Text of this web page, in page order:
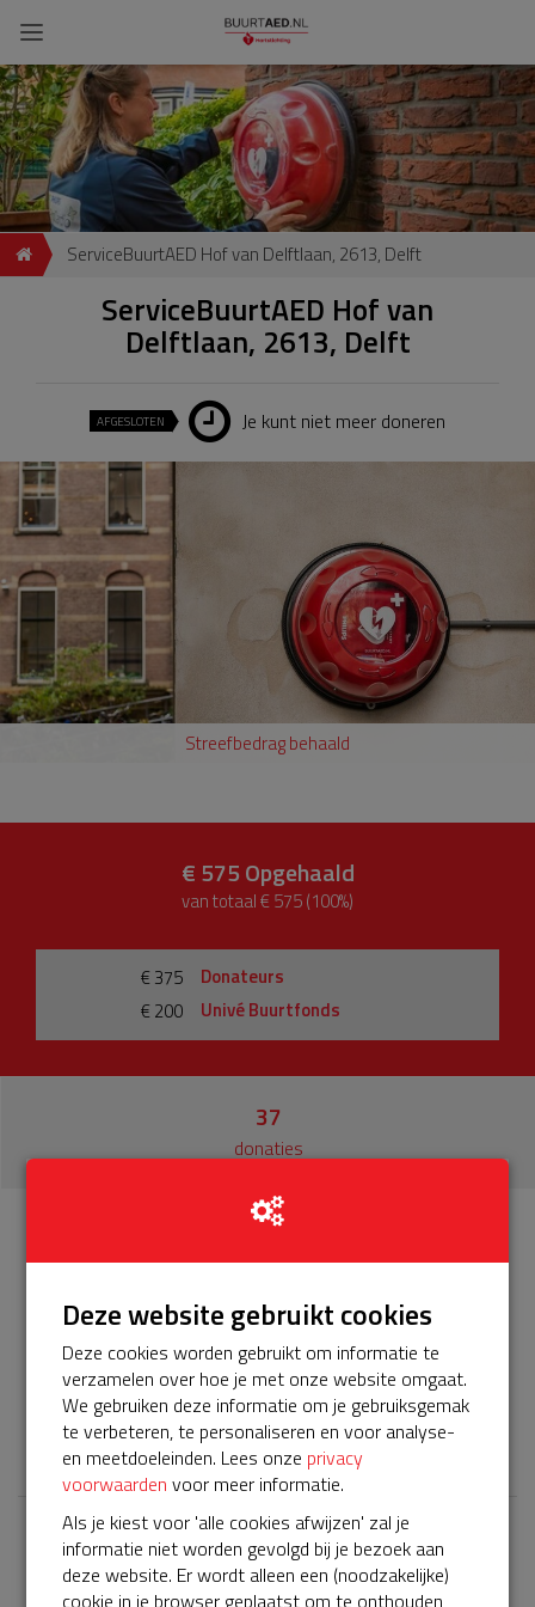
ServiceBuurtAED Hof van Delftlaan, 2613, Delft
ServiceBuurtAED Hof van
Delftlaan, 2613, Delft
AFGESLOTEN Je kunt niet meer doneren
Streefbedrag behaald
€ 575Opgehaald
van totaal € 575 (100%)
€ 375
Donateurs
€ 200
Univé Buurtfonds
37
donaties
Info Donateurs 37
Het servicepakket van onze BuurtAED verloopt bijna en
moet worden verlengd, zodat onze AED gebruiksklaar
blijft. Help je mee? Doneer voor ons servicepakket!
𝕏
Laatste donaties
Bekijk alle
Deze website gebruikt cookies
Deze cookies worden gebruikt om informatie te
verzamelen over hoe je met onze website omgaat.
We gebruiken deze informatie om je gebruiksgemak
te verbeteren, te personaliseren en voor analyse-
en meetdoeleinden. Lees onze privacy
voorwaarden voor meer informatie.
Als je kiest voor 'alle cookies afwijzen' zal je
informatie niet worden gevolgd bij je bezoek aan
deze website. Er wordt alleen een (noodzakelijke)
cookie in je browser geplaatst om te onthouden